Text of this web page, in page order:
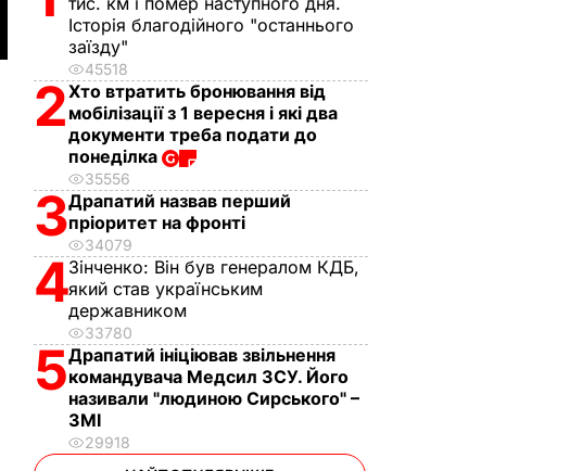
Історія благодійного "останнього
заїзду"
45518
2Хто втратить бронювання від
мобілізації з 1 вересня і які два
документи треба подати до
понеділка
35556
3Драпатий назвав перший
пріоритет на фронті
34079
4Зінченко: Він був генералом КДБ,
який став українським
державником
33780
5Драпатий ініціював звільнення
командувача Медсил ЗСУ. Його
називали "людиною Сирського" –
ЗМІ
29918